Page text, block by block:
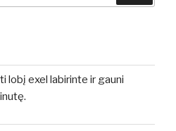
lobį exel labirinte ir gauni